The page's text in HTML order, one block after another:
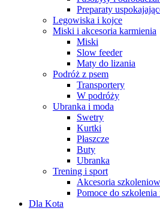
Preparaty
Legowiska i kojce
Miski i akcesoria karmienia
Miski
Slow feeder
Maty do lizania
Podróż z psem
Transportery
W podróży
Ubranka i moda
Swetry
Kurtki
Płaszcze
Buty
Ubranka
Trening i sport
Akcesoria
Pomoce do szkolenia
Dla Kota